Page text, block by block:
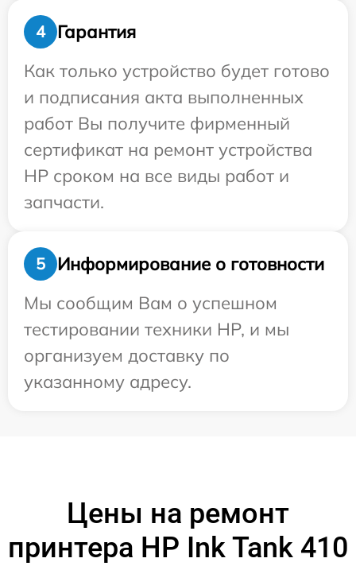
4
Гарантия
Как только устройство будет готово
и подписания акта выполненных
работ Вы получите фирменный
сертификат на ремонт устройства
HP сроком на все виды работ и
запчасти.
5
Информирование о готовности
Мы сообщим Вам о успешном
тестировании техники HP, и мы
организуем доставку по
указанному адресу.
Цены на ремонт
принтера HP Ink Tank 410